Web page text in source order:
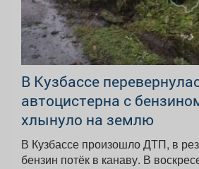
В Кузбассе
автоцистерна с
хлынуло на землю
В Кузбассе произошло ДТП, в
бензин потёк в